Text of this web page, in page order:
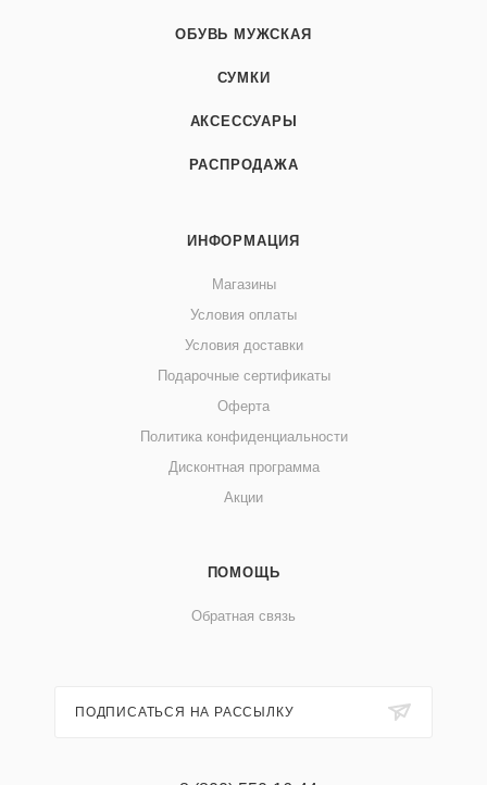
ОБУВЬ МУЖСКАЯ
СУМКИ
АКСЕССУАРЫ
РАСПРОДАЖА
ИНФОРМАЦИЯ
Магазины
Условия оплаты
Условия доставки
Подарочные сертификаты
Оферта
Политика конфиденциальности
Дисконтная программа
Акции
ПОМОЩЬ
Обратная связь
ПОДПИСАТЬСЯ НА РАССЫЛКУ